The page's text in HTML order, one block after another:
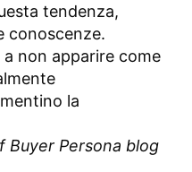
tendenza,
conoscenze.
non apparire come
la
Buyer Persona blog